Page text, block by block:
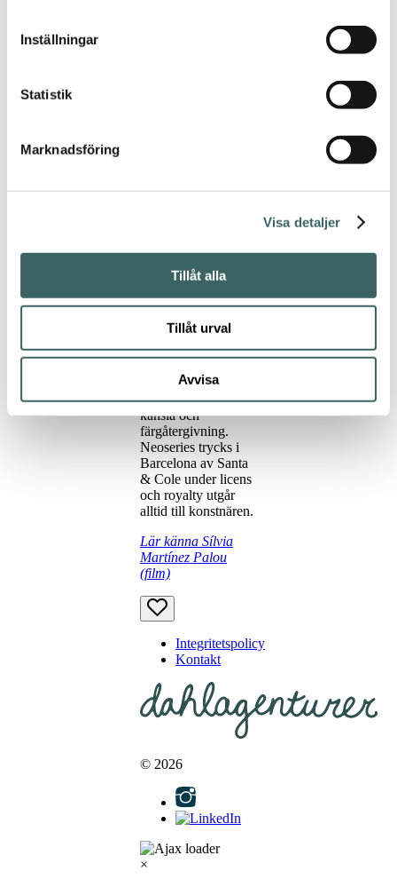
Inställningar
Statistik
Marknadsföring
Visa detaljer
Tillåt alla
Tillåt urval
Avvisa
större eller mindre).
ramalternativ –
kontakta oss för
Efter en noggrann
scanningsprocess av
originalet läggs
vid att återskapa
originalets detaljer,
känsla och
färgåtergivning.
Neoseries trycks i
Barcelona av Santa
& Cole under licens
och royalty utgår
alltid till konstnären.
Lär känna Sílvia
Martínez Palou
(film)
Integritetspolicy
Kontakt
© 2026
×